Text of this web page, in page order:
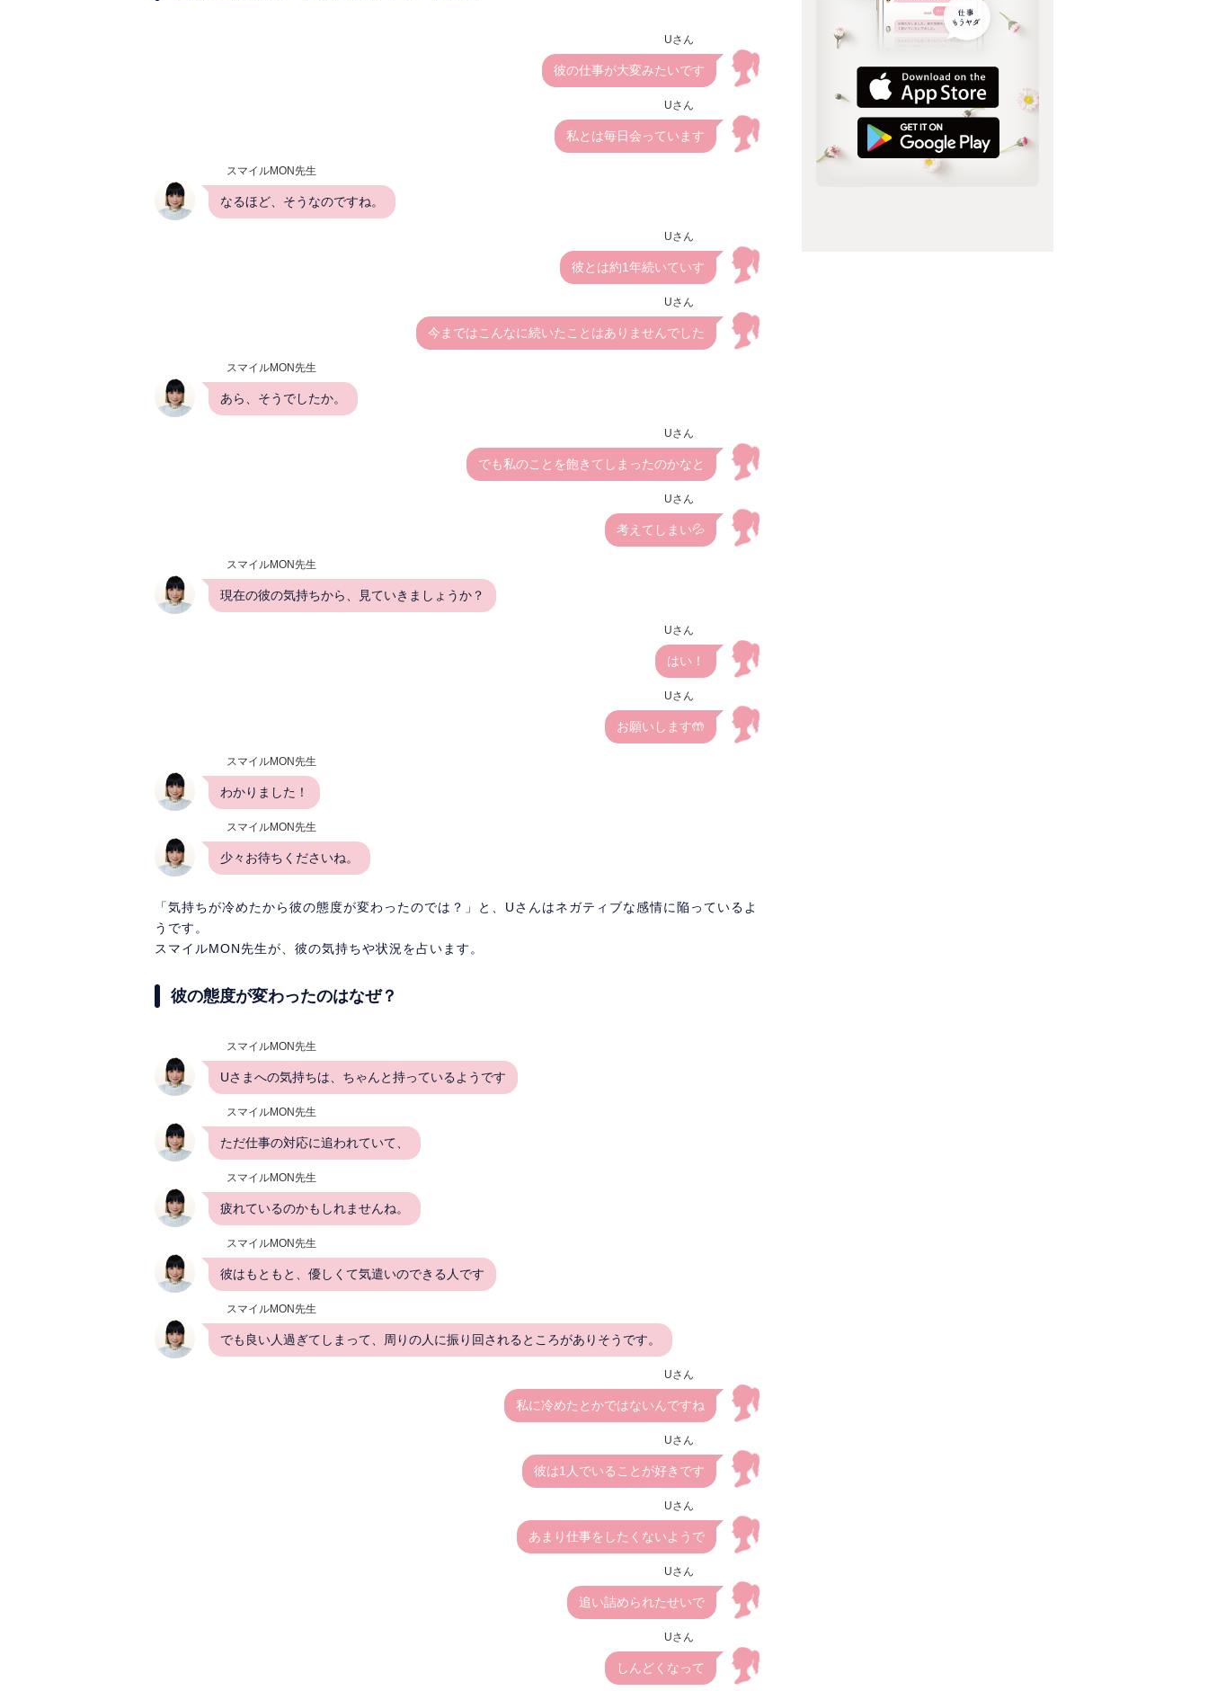
Uさん
彼の仕事が大変みたいです
Uさん
私とは毎日会っています
スマイルMON先生
なるほど、そうなのですね。
Uさん
彼とは約1年続いていす
Uさん
今まではこんなに続いたことはありませんでした
スマイルMON先生
あら、そうでしたか。
Uさん
でも私のことを飽きてしまったのかなと
Uさん
考えてしまい💦
スマイルMON先生
現在の彼の気持ちから、見ていきましょうか？
Uさん
はい！
Uさん
お願いします🤲
スマイルMON先生
わかりました！
スマイルMON先生
少々お待ちくださいね。
「気持ちが冷めたから彼の態度が変わったのでは？」と、Uさんはネガティブな感情に陥っているよ
うです。
スマイルMON先生が、彼の気持ちや状況を占います。
彼の態度が変わったのはなぜ？
スマイルMON先生
Uさまへの気持ちは、ちゃんと持っているようです
スマイルMON先生
ただ仕事の対応に追われていて、
スマイルMON先生
疲れているのかもしれませんね。
スマイルMON先生
彼はもともと、優しくて気遣いのできる人です
スマイルMON先生
でも良い人過ぎてしまって、周りの人に振り回されるところがありそうです。
Uさん
私に冷めたとかではないんですね
Uさん
彼は1人でいることが好きです
Uさん
あまり仕事をしたくないようで
Uさん
追い詰められたせいで
Uさん
しんどくなって